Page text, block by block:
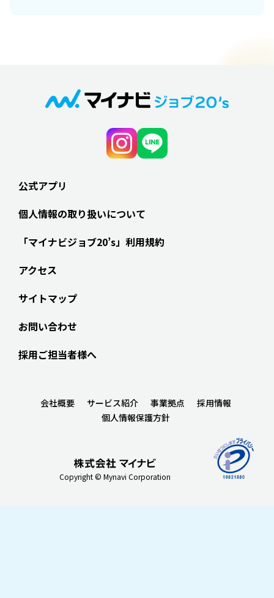
公式アプリ
個人情報の取り扱いについて
「マイナビジョブ20’s」利用規約
アクセス
サイトマップ
お問い合わせ
採用ご担当者様へ
Copyright © Mynavi Corporation
会社概要 サービス紹介 事業拠点
採用情報
個人情報保護方針